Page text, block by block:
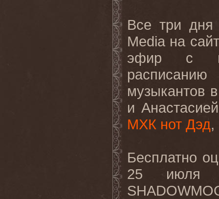
Все три дня
Media на
эфир с
музыкантов
и
МХК нот Дэд,
Бесплатно
25 июля